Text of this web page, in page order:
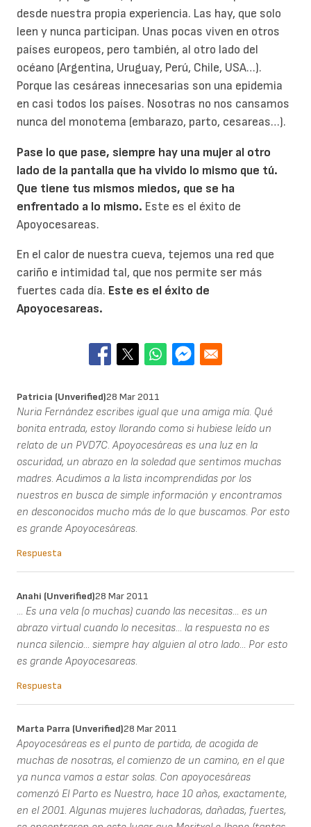
desde nuestra propia experiencia. Las hay, que solo
leen y nunca participan. Unas pocas viven en otros
países europeos, pero también, al otro lado del
océano (Argentina, Uruguay, Perú, Chile, USA…).
Porque las cesáreas innecesarias son una epidemia
en casi todos los países. Nosotras no nos cansamos
nunca del monotema (embarazo, parto, cesareas…).
Pase lo que pase, siempre hay una mujer al otro
lado de la pantalla que ha vivido lo mismo que tú.
Que tiene tus mismos miedos, que se ha
enfrentado a lo mismo. Este es el éxito de
Apoyocesareas.
En el calor de nuestra cueva, tejemos una red que
cariño e intimidad tal, que nos permite ser más
fuertes cada día. Este es el éxito de
Apoyocesareas.
Patricia (unverified)28 Mar 2011
Nuria Fernández escribes igual que una amiga mía. Qué
bonita entrada, estoy llorando como si hubiese leído un
relato de un PVD7C. Apoyocesáreas es una luz en la
oscuridad, un abrazo en la soledad que sentimos muchas
madres. Acudimos a la lista incomprendidas por los
nuestros en busca de simple información y encontramos
en desconocidos mucho más de lo que buscamos. Por esto
es grande Apoyocesáreas.
Respuesta
Anahi (unverified)28 Mar 2011
... Es una vela (o muchas) cuando las necesitas... es un
abrazo virtual cuando lo necesitas... la respuesta no es
nunca silencio... siempre hay alguien al otro lado... Por esto
es grande Apoyocesareas.
Respuesta
Marta Parra (unverified)28 Mar 2011
Apoyocesáreas es el punto de partida, de acogida de
muchas de nosotras, el comienzo de un camino, en el que
ya nunca vamos a estar solas. Con apoyocesáreas
comenzó El Parto es Nuestro, hace 10 años, exactamente,
en el 2001. Algunas mujeres luchadoras, dañadas, fuertes,